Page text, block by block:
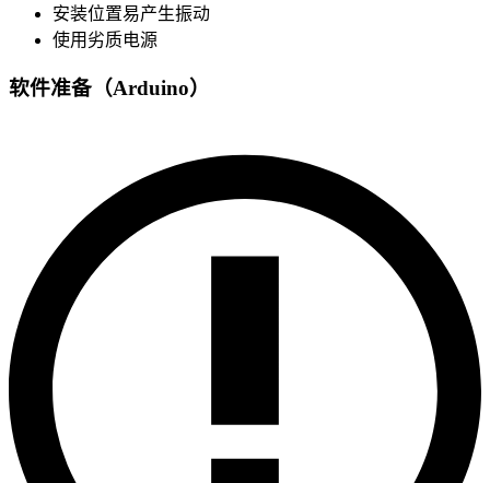
安装位置易产生振动
使用劣质电源
软件准备（Arduino）